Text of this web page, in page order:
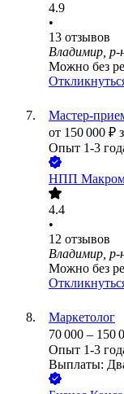
4.9
•
13 отзывов
Владимир, р-
Можно без
Мастер-
от 150 000 ₽
Опыт 1-3
НПП
4.4
•
12 отзывов
Владимир, р-
Можно без
Маркетолог
70 000 – 150
Опыт 1-3
Выплаты: